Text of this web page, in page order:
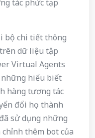
tác phức tạp
bộ chi tiết thông
dữ liệu tập
Virtual Agents
những hiểu biết
hàng tương tác
đổi họ thành
sử dụng những
thêm bot của